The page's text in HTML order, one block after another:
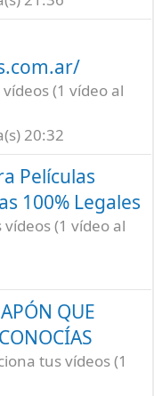
(1 vídeo al
20:32
Películas
100% Legales
(1 vídeo al
QUE
tus vídeos (1